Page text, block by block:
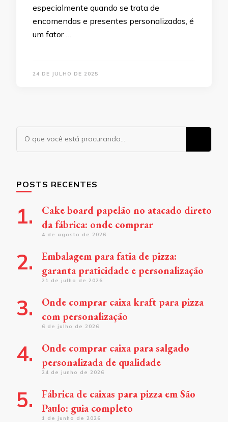
especialmente quando se trata de
encomendas e presentes personalizados, é
um fator …
24 DE JULHO DE 2025
Procurando
POSTS RECENTES
Cake board papelão no atacado direto
da fábrica: onde comprar
4 de agosto de 2026
Embalagem para fatia de pizza:
garanta praticidade e personalização
21 de julho de 2026
Onde comprar caixa kraft para pizza
com personalização
6 de julho de 2026
Onde comprar caixa para salgado
personalizada de qualidade
24 de junho de 2026
Fábrica de caixas para pizza em São
Paulo: guia completo
1 de junho de 2026